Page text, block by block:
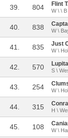
39. 804 Flint
W \ \
40. 838 W \
41. 835 Just
W \
42. 570 S \
43. 254 W \
44. 315 H \
45. 108 W \